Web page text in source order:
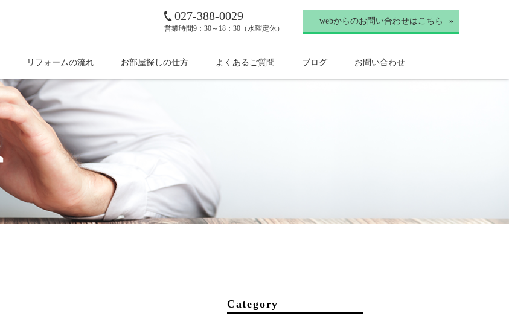
027-388-0029
営業時間9：30～18：30（水曜定休）
webからのお問い合わせはこちら
リフォームの流れ お部屋探しの仕方 よくあるご質問 ブログ お問い合わせ
Category